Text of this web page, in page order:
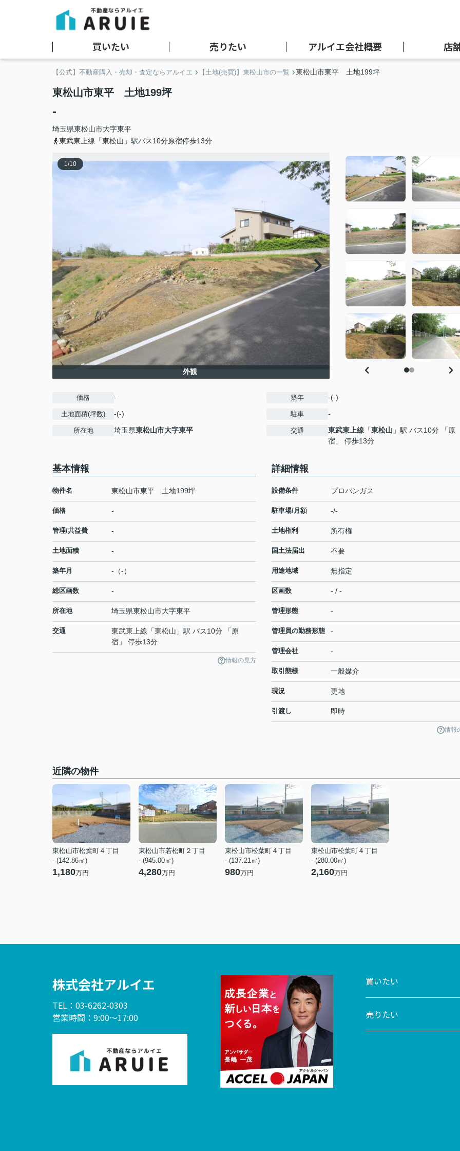
買いたい 売りたい アルイエ会社概要 店
【公式】不動産購入・売却・査定ならアルイエ 【土地(売買)】東松山市の一覧 東松山市東平 土地199坪
東松山市東平 土地199坪
-
埼玉県東松山市大字東平
東武東上線「東松山」駅バス10分原宿停歩13分
1 /10
外観
価格 -
土地面積(坪数) -(-)
所在地 埼玉県東松山市大字東平
築年 -(-)
駐車 -
交通 東武東上線 「東松山 」駅 バス10分 「原
宿」 停歩13分
基本情報
物件名 東松山市東平 土地199坪
価格 -
管理/共益費 -
土地面積 -
築年月 -（-）
総区画数 -
所在地 埼玉県東松山市大字東平
交通 東武東上線 「東松山 」駅 バス10分 「原
宿」 停歩13分
情報の見方
詳細情報
設備条件 プロパンガス
駐車場/月額 -/-
土地権利 所有権
国土法届出 不要
用途地域 無指定
区画数 - / -
管理形態 -
管理員の勤務形態 -
管理会社 -
取引態様 一般媒介
現況 更地
引渡し 即時
情報
近隣の物件
東松山市松葉町４丁目
- (142.86㎡)
1,180万円
東松山市若松町２丁目
- (945.00㎡)
4,280万円
東松山市松葉町４丁目
- (137.21㎡)
980万円
東松山市松葉町４丁目
- (280.00㎡)
2,160万円
株式会社アルイエ
TEL：03-6262-0303
営業時間：9:00～17:00
買いたい
売りたい